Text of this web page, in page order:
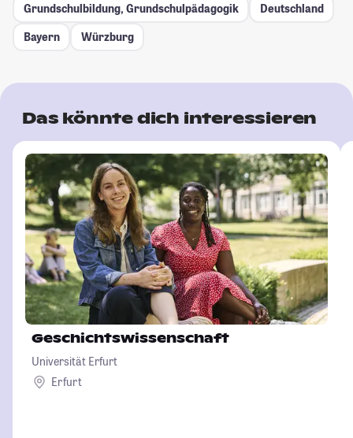
Grundschulbildung, Grundschulpädagogik
Deutschland
Bayern
Würzburg
Das könnte dich interessieren
Geschichtswissenschaft
Universität Erfurt
Erfurt